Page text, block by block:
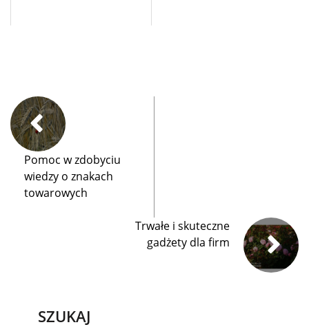
Pomoc w zdobyciu
wiedzy o znakach
towarowych
Trwałe i skuteczne
gadżety dla firm
SZUKAJ